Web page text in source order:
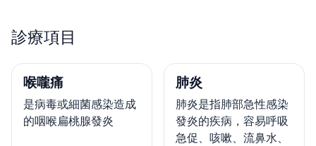
診療項目
喉嚨痛
是病毒或細菌感染造成
的咽喉扁桃腺發炎
肺炎
肺炎是指肺部急性感染
發炎的疾病，容易呼吸
急促、咳嗽、流鼻水、